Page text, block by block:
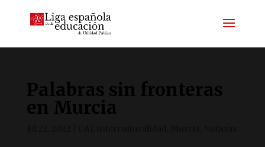
Palabras sin fronteras
en Murcia